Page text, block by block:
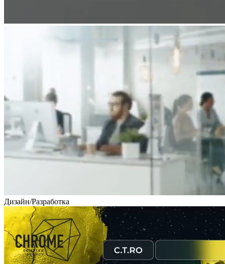
Дизайн/Разработка